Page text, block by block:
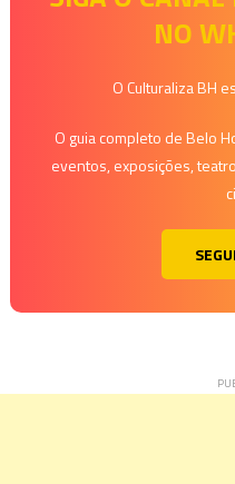
NO
O Culturaliza BH
O guia completo de Belo
eventos, exposições,